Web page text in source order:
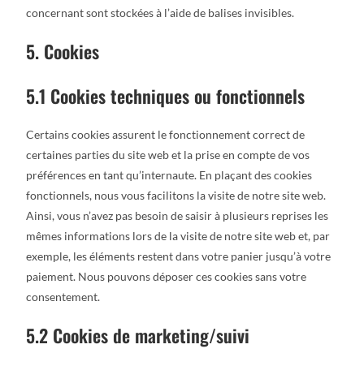
concernant sont stockées à l’aide de balises invisibles.
5. Cookies
5.1 Cookies techniques ou fonctionnels
Certains cookies assurent le fonctionnement correct de
certaines parties du site web et la prise en compte de vos
préférences en tant qu’internaute. En plaçant des cookies
fonctionnels, nous vous facilitons la visite de notre site web.
Ainsi, vous n’avez pas besoin de saisir à plusieurs reprises les
mêmes informations lors de la visite de notre site web et, par
exemple, les éléments restent dans votre panier jusqu’à votre
paiement. Nous pouvons déposer ces cookies sans votre
consentement.
5.2 Cookies de marketing/suivi